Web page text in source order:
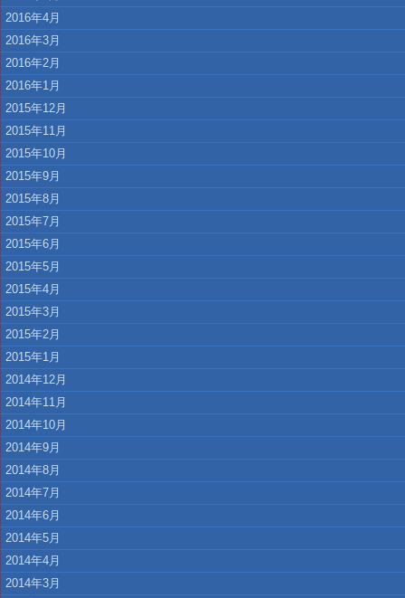
2016年4月
2016年3月
2016年2月
2016年1月
2015年12月
2015年11月
2015年10月
2015年9月
2015年8月
2015年7月
2015年6月
2015年5月
2015年4月
2015年3月
2015年2月
2015年1月
2014年12月
2014年11月
2014年10月
2014年9月
2014年8月
2014年7月
2014年6月
2014年5月
2014年4月
2014年3月